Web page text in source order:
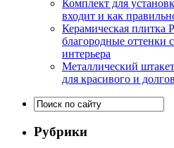
Комплект для
входит и как
Керамическая плитка
благородные оттенки
интерьера
Металлический
для красивого и
Рубрики